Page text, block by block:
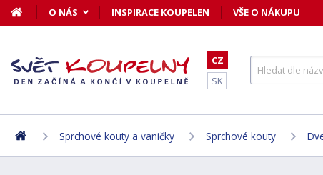
O NÁS INSPIRACE KOUPELEN VŠE O NÁKUPU
CZ
SK
Sprchové kouty a vaničky Sprchové kouty